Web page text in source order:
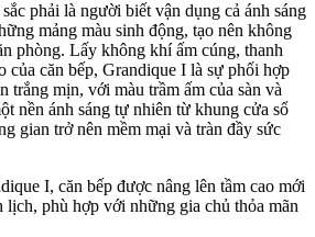
phải là người biết vận dụng cả ánh sáng
mảng màu sinh động, tạo nên không
phòng. Lấy không khí ấm cúng, thanh
của căn bếp, Grandique I là sự phối hợp
trắng mịn, với màu trầm ấm của sàn và
nền ánh sáng tự nhiên từ khung cửa sổ
gian trở nên mềm mại và tràn đầy sức
I, căn bếp được nâng lên tầm cao mới
lịch, phù hợp với những gia chủ thỏa mãn